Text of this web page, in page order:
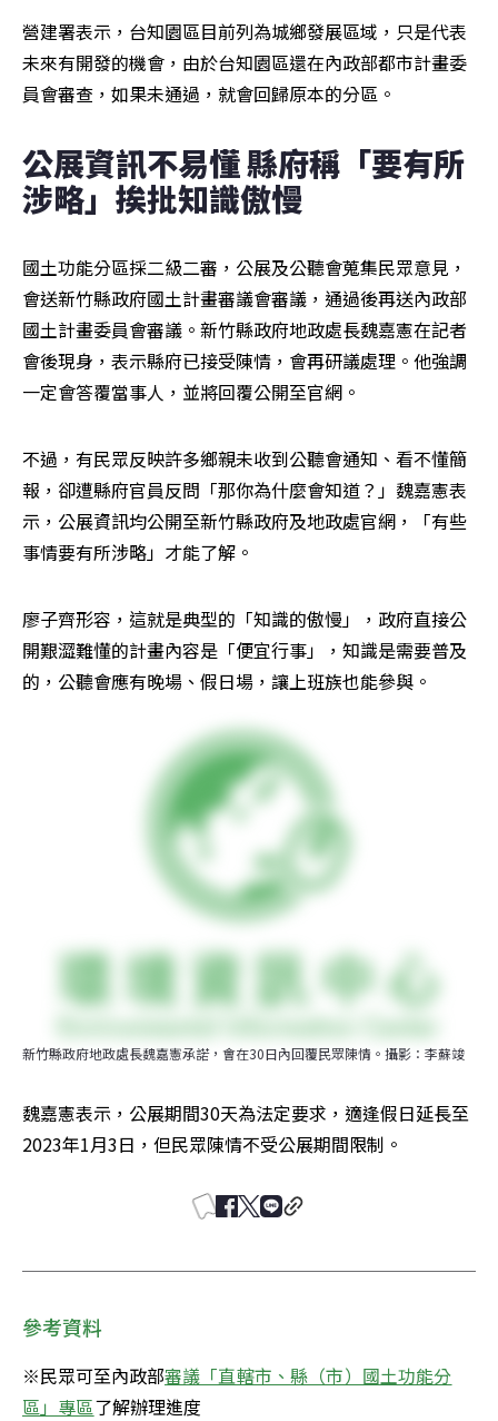
營建署表示，台知園區目前列為城鄉發展區域，只是代表
未來有開發的機會，由於台知園區還在內政部都市計畫委
員會審查，如果未通過，就會回歸原本的分區。
公展資訊不易懂 縣府稱「要有所
涉略」挨批知識傲慢
國土功能分區採二級二審，公展及公聽會蒐集民眾意見，
會送新竹縣政府國土計畫審議會審議，通過後再送內政部
國土計畫委員會審議。新竹縣政府地政處長魏嘉憲在記者
會後現身，表示縣府已接受陳情，會再研議處理。他強調
一定會答覆當事人，並將回覆公開至官網。
不過，有民眾反映許多鄉親未收到公聽會通知、看不懂簡
報，卻遭縣府官員反問「那你為什麼會知道？」魏嘉憲表
示，公展資訊均公開至新竹縣政府及地政處官網，「有些
事情要有所涉略」才能了解。
廖子齊形容，這就是典型的「知識的傲慢」，政府直接公
開艱澀難懂的計畫內容是「便宜行事」，知識是需要普及
的，公聽會應有晚場、假日場，讓上班族也能參與。
新竹縣政府地政處長魏嘉憲承諾，會在30日內回覆民眾陳情。攝影：李蘇竣
魏嘉憲表示，公展期間30天為法定要求，適逢假日延長至
2023年1月3日，但民眾陳情不受公展期間限制。
參考資料
※民眾可至內政部審議「直轄市、縣（市）國土功能分
區」專區了解辦理進度